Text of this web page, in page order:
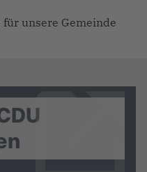
unsere Gemeinde